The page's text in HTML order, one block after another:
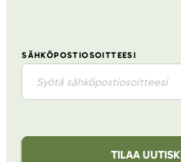
SÄHKÖPOSTIOSOITTEESI
TILAA